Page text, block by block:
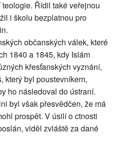
Řídil také veřejnou
i školu bezplatnou pro
občanských válek, které
1840 a 1845, kdy Islám
křesťanských vyznání,
který byl poustevníkem,
ho následoval do ústraní.
byl však přesvědčen, že má
prospět. V úsilí o ctnosti
viděl zvláště za dané